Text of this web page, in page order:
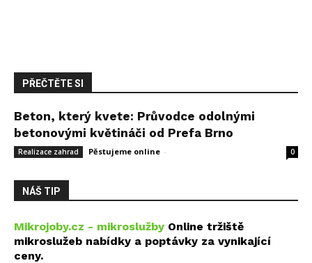
PŘEČTĚTE SI
Beton, který kvete: Průvodce odolnými
betonovými květináči od Prefa Brno
Realizace zahrad Pěstujeme online - 0
NÁŠ TIP
Mikrojoby.cz - mikroslužby Online tržiště
mikroslužeb nabídky a poptávky za vynikající
ceny.